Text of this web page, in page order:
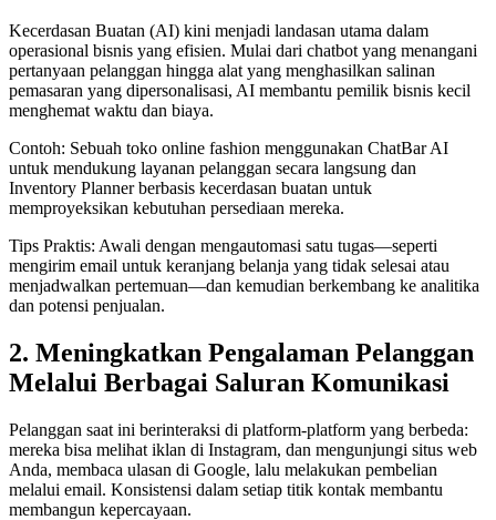
Kecerdasan Buatan (AI) kini menjadi landasan utama dalam
operasional bisnis yang efisien. Mulai dari chatbot yang menangani
pertanyaan pelanggan hingga alat yang menghasilkan salinan
pemasaran yang dipersonalisasi, AI membantu pemilik bisnis kecil
menghemat waktu dan biaya.
Contoh: Sebuah toko online fashion menggunakan ChatBar AI
untuk mendukung layanan pelanggan secara langsung dan
Inventory Planner berbasis kecerdasan buatan untuk
memproyeksikan kebutuhan persediaan mereka.
Tips Praktis: Awali dengan mengautomasi satu tugas—seperti
mengirim email untuk keranjang belanja yang tidak selesai atau
menjadwalkan pertemuan—dan kemudian berkembang ke analitika
dan potensi penjualan.
2. Meningkatkan Pengalaman Pelanggan
Melalui Berbagai Saluran Komunikasi
Pelanggan saat ini berinteraksi di platform-platform yang berbeda:
mereka bisa melihat iklan di Instagram, dan mengunjungi situs web
Anda, membaca ulasan di Google, lalu melakukan pembelian
melalui email. Konsistensi dalam setiap titik kontak membantu
membangun kepercayaan.